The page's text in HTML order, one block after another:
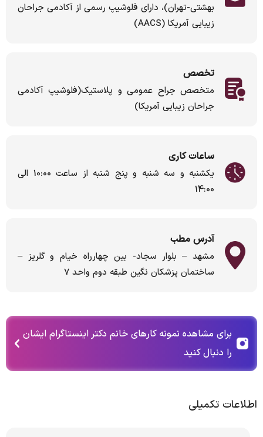
بهشتی-تهران)، دارای فلوشیپ رسمی از آکادمی جراحان
زیبایی آمریکا (AACS)
تخصص
متخصص جراح عمومي و پلاستيك(فلوشیپ آکادمی
جراحان زیبایی آمریکا)
ساعات کاری
یکشنبه و سه شنبه و پنج شنبه از ساعت 10:00 الی
14:00
آدرس مطب
مشهد – بلوار سجاد- بین چهارراه خیام و گلریز –
ساختمان پزشکان نگین طبقه دوم واحد 7
برای مشاهده نمونه کارهای خانم دکتر اینستاگرام ایشان
را دنبال کنید
اطلاعات تکمیلی